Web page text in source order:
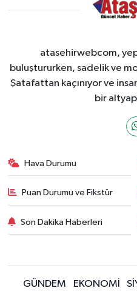
atasehirwebcom,
buluştururken, sadelik ve
Şatafattan kaçınıyor ve
bir
Hava Durumu
Puan Durumu ve Fikstür
Son Dakika Haberleri
GÜNDEM EKONOMİ